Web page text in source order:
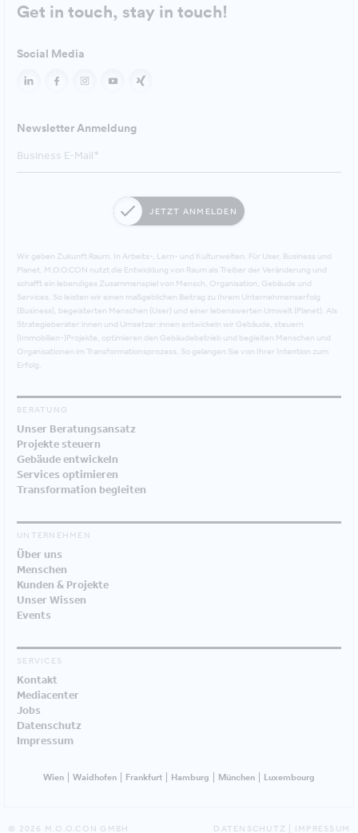
Get in touch, stay in touch!
Social Media
Newsletter Anmeldung
JETZT ANMELDEN
Wir geben Zukunft Raum. In Arbeits-, Lern- und Kulturwelten. Für User, Business und
Planet. M.O.O.CON nutzt die Entwicklung von Raum als Treiber der Veränderung und
schafft ein lebendiges Zusammenspiel von Mensch, Organisation, Gebäude und
Services. So leisten wir einen maßgeblichen Beitrag zu Ihrem Unternehmenserfolg
(Business), begeisterten Menschen (User) und einer lebenswerten Umwelt (Planet). Als
Strategieberater:innen und Umsetzer:innen entwickeln wir Gebäude, steuern
(Immobilien-)Projekte, optimieren den Gebäudebetrieb und begleiten Menschen und
Organisationen im Transformationsprozess. So gelangen Sie von Ihrer Intention zum
Erfolg.
BERATUNG
Unser Beratungsansatz
Projekte steuern
Gebäude entwickeln
Services optimieren
Transformation begleiten
UNTERNEHMEN
Über uns
Menschen
Kunden & Projekte
Unser Wissen
Events
SERVICES
Kontakt
Mediacenter
Jobs
Datenschutz
Impressum
Wien Waidhofen Frankfurt Hamburg München Luxembourg
© 2026 M.O.O.CON GMBH DATENSCHUTZ IMPRESSUM